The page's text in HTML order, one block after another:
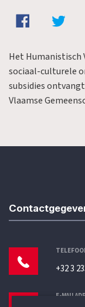
Het Humanistisch
sociaal-culturele
subsidies ontvangt
Vlaamse
+32 3
E-